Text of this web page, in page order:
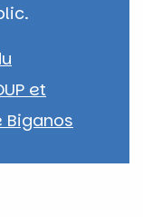
et
Biganos